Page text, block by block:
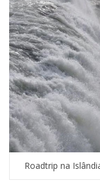
Roadtrip na